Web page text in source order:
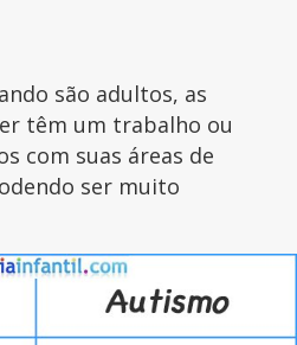
são adultos, as
têm um trabalho ou
com suas áreas de
ser muito